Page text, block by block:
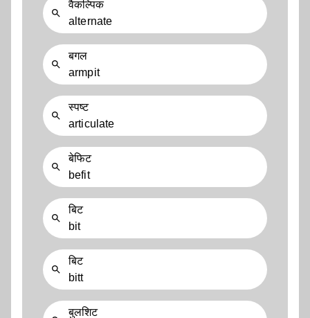
वैकल्पिक
alternate
बगल
armpit
स्पष्ट
articulate
बेफिट
befit
बिट
bit
बिट
bitt
बुलशिट